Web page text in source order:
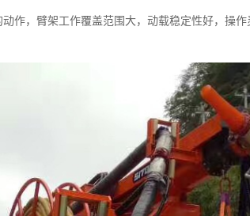
作，臂架工作覆盖范围大，动载稳定性好，操作